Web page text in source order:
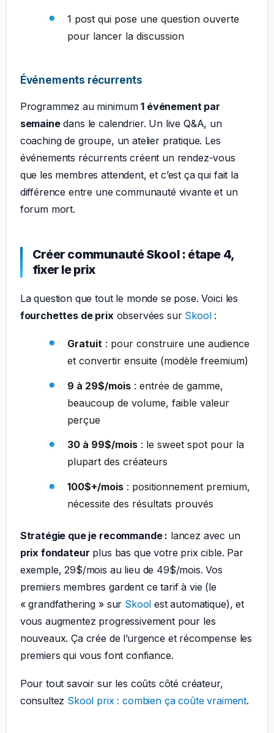
1 post qui pose une question ouverte
pour lancer la discussion
Événements récurrents
Programmez au minimum1 événement par
semainedans le calendrier. Un live Q&A, un
coaching de groupe, un atelier pratique. Les
événements récurrents créent un rendez-vous
que les membres attendent, et c’est ça qui fait la
différence entre une communauté vivante et un
forum mort.
Créer communauté Skool : étape 4,
fixer le prix
La question que tout le monde se pose. Voici les
fourchettes de prix observées sur Skool:
Gratuit : pour construire une audience
et convertir ensuite (modèle freemium)
9 à 29$/mois: entrée de gamme,
beaucoup de volume, faible valeur
perçue
30 à 99$/mois: le sweet spot pour la
plupart des créateurs
100$+/mois: positionnement premium,
nécessite des résultats prouvés
Stratégie que je recommande : lancez avec un
prix fondateur plus bas que votre prix cible. Par
exemple, 29$/mois au lieu de 49$/mois. Vos
premiers membres gardent ce tarif à vie (le
« grandfathering » sur Skool est automatique), et
vous augmentez progressivement pour les
nouveaux. Ça crée de l’urgence et récompense les
premiers qui vous font confiance.
Pour tout savoir sur les coûts côté créateur,
consultez Skool prix : combien ça coûte vraiment.